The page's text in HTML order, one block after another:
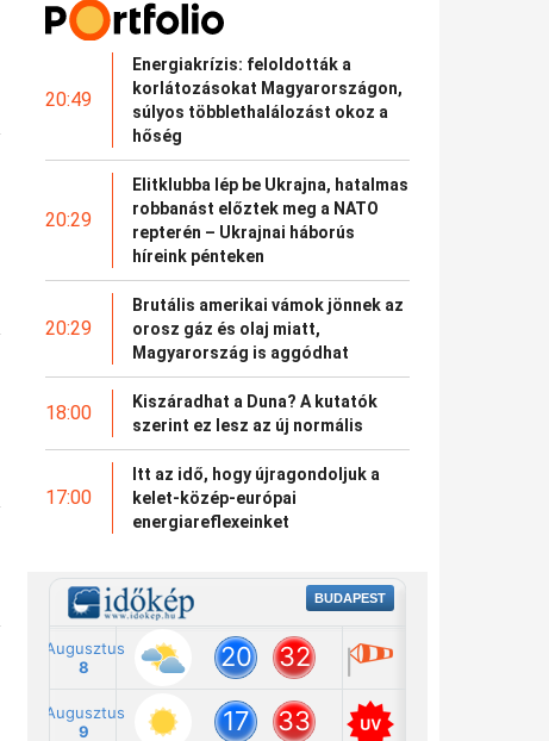
20:49
Energiakrízis: feloldották a
korlátozásokat Magyarországon,
súlyos többlethalálozást okoz a
hőség
20:29
Elitklubba lép be Ukrajna, hatalmas
robbanást előztek meg a NATO
repterén – Ukrajnai háborús
híreink pénteken
20:29
Brutális amerikai vámok jönnek az
orosz gáz és olaj miatt,
Magyarország is aggódhat
18:00
Kiszáradhat a Duna? A kutatók
szerint ez lesz az új normális
17:00
Itt az idő, hogy újragondoljuk a
kelet-közép-európai
energiareflexeinket